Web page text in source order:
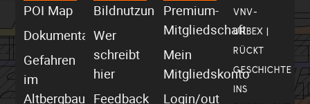
VNV-
URBEX |
RÜCKT
GESCHICHTE
INS
POI Map
Dokumentationen
Gefahren
im
Altbergbau
Bildnutzung
Wer
schreibt
hier
Feedback
Premium-
Mitgliedschaft
Mein
Mitgliedskonto
Login/out